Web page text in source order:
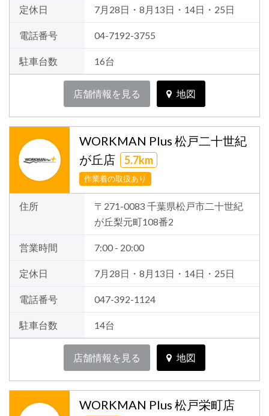
定休日 7月28日・8月13日・14日・25日
電話番号 04-7192-3755
駐車台数 16台
店舗情報を見る 地図
WORKMAN Plus 松戸二十世紀
が丘店
5.7km
作業着の取扱あり
住所
〒271-0083 千葉県松戸市二十世紀
が丘梨元町108番2
営業時間 7:00 - 20:00
定休日 7月28日・8月13日・14日・25日
電話番号 047-392-1124
駐車台数 14台
店舗情報を見る 地図
WORKMAN Plus 松戸栄町店